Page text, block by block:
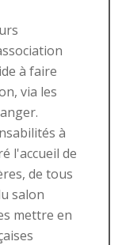
à faire
via les
à
l'accueil de
de tous
salon
mettre en